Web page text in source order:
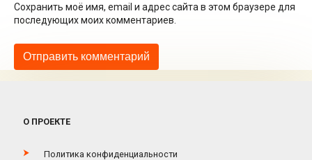
Сохранить моё имя, email и адрес сайта в этом браузере для
последующих моих комментариев.
О ПРОЕКТЕ
Политика конфиденциальности